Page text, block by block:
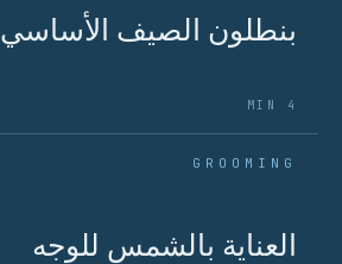
بنطلون الصيف الأساسي
4 MIN
GROOMING
العناية بالشمس للوجه